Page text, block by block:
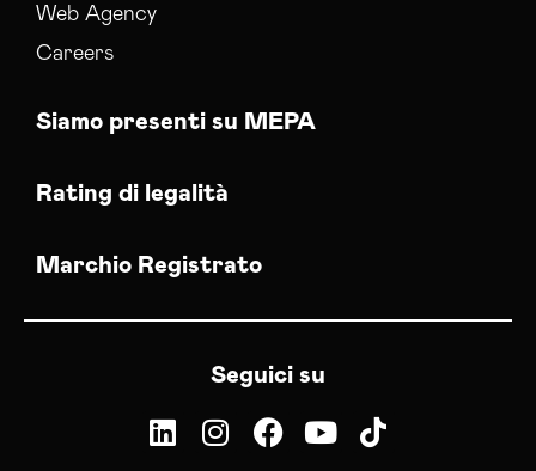
Web Agency
Careers
Siamo presenti su MEPA
Rating di legalità
Marchio Registrato
Seguici su